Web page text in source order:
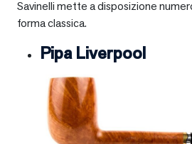
Savinelli mette a disposizione
forma classica.
Pipa Liverpool